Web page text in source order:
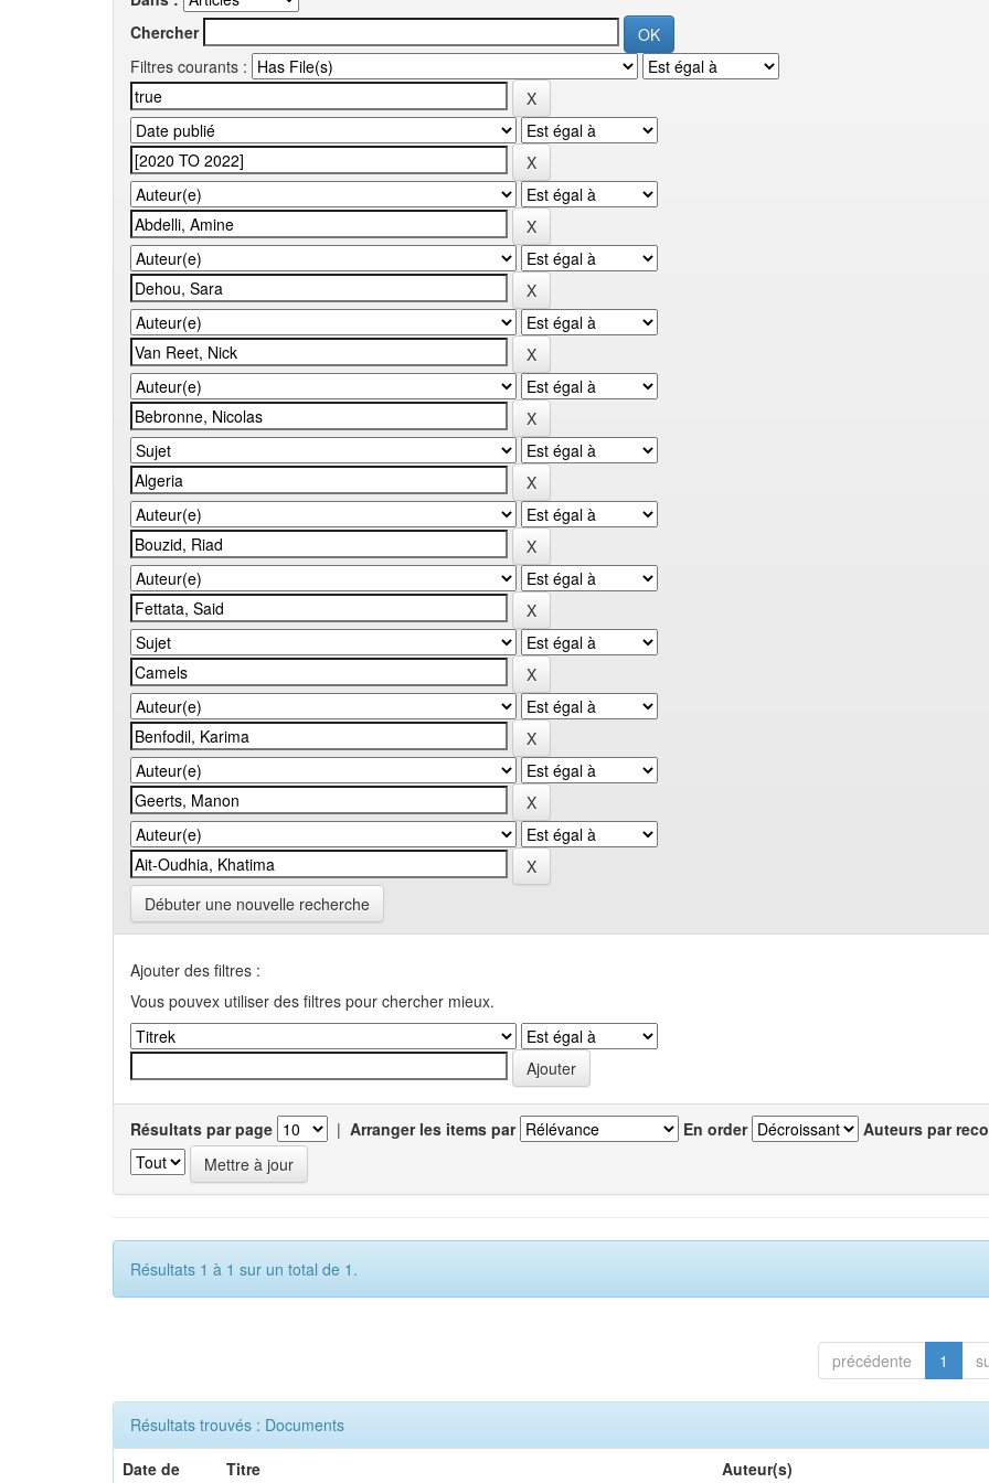
Chercher
Filtres courants :
Débuter une nouvelle recherche
Ajouter des filtres :
Vous pouvex utiliser des filtres pour chercher mieux.
Résultats par page | Arranger les items par En order Auteurs par
Résultats 1 à 1 sur un total de 1.
précédente 1
Résultats trouvés : Documents
Date de
Titre Auteur(s)